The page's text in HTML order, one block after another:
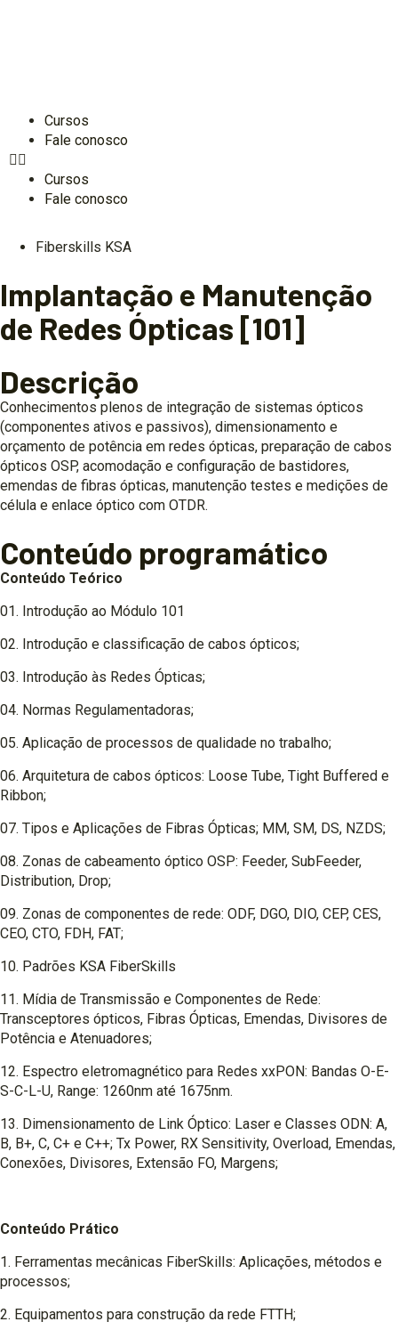
Cursos
Fale conosco
Cursos
Fale conosco
Fiberskills KSA
Implantação e Manutenção
de Redes Ópticas [101]
Descrição
Conhecimentos plenos de integração de sistemas ópticos
(componentes ativos e passivos), dimensionamento e
orçamento de potência em redes ópticas, preparação de cabos
ópticos OSP, acomodação e configuração de bastidores,
emendas de fibras ópticas, manutenção testes e medições de
célula e enlace óptico com OTDR.
Conteúdo programático
Conteúdo Teórico
01. Introdução ao Módulo 101
02. Introdução e classificação de cabos ópticos;
03. Introdução às Redes Ópticas;
04. Normas Regulamentadoras;
05. Aplicação de processos de qualidade no trabalho;
06. Arquitetura de cabos ópticos: Loose Tube, Tight Buffered e
Ribbon;
07. Tipos e Aplicações de Fibras Ópticas; MM, SM, DS, NZDS;
08. Zonas de cabeamento óptico OSP: Feeder, SubFeeder,
Distribution, Drop;
09. Zonas de componentes de rede: ODF, DGO, DIO, CEP, CES,
CEO, CTO, FDH, FAT;
10. Padrões KSA FiberSkills
11. Mídia de Transmissão e Componentes de Rede:
Transceptores ópticos, Fibras Ópticas, Emendas, Divisores de
Potência e Atenuadores;
12. Espectro eletromagnético para Redes xxPON: Bandas O-E-
S-C-L-U, Range: 1260nm até 1675nm.
13. Dimensionamento de Link Óptico: Laser e Classes ODN: A,
B, B+, C, C+ e C++; Tx Power, RX Sensitivity, Overload, Emendas,
Conexões, Divisores, Extensão FO, Margens;
Conteúdo Prático
1. Ferramentas mecânicas FiberSkills: Aplicações, métodos e
processos;
2. Equipamentos para construção da rede FTTH;